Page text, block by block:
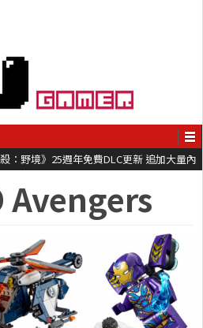
：野境》25週年免費DLC更新 追加大量內
折扣
Avengers